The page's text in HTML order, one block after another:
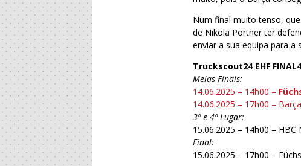
Num final muito tenso,
de Nikola Portner ter
enviar a sua equipa para a
Truckscout24 EHF
Meias Finais:
14.06.2025 – 14h00 –
14.06.2025 – 17h00 –
3º e 4º Lugar:
15.06.2025 – 14h00 – HBC
Final:
15.06.2025 – 17h00 –